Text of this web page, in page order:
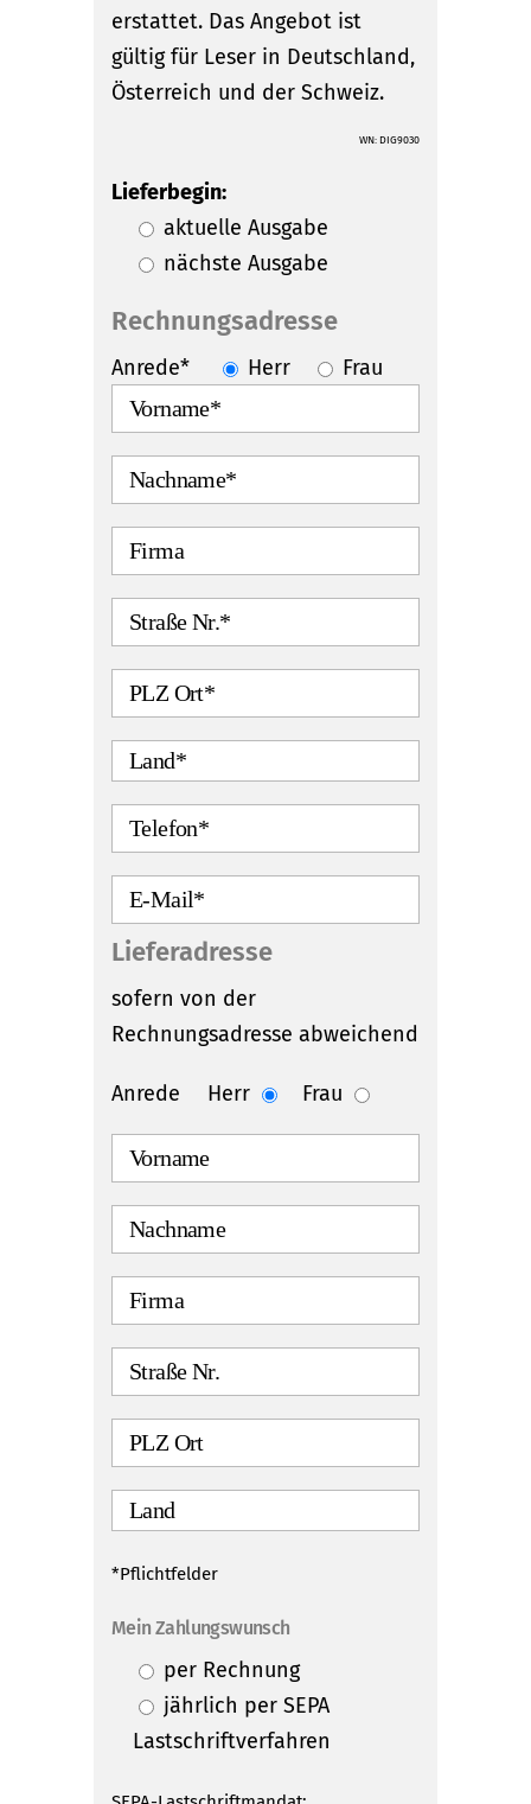
erstattet. Das Angebot ist
gültig für Leser in Deutschland,
Österreich und der Schweiz.
WN: DIG9030
Lieferbegin:
aktuelle Ausgabe
nächste Ausgabe
Rechnungsadresse
Anrede* Herr Frau
Lieferadresse
sofern von der
Rechnungsadresse abweichend
Anrede Herr Frau
*Pflichtfelder
Mein Zahlungswunsch
per Rechnung
jährlich per SEPA
Lastschriftverfahren